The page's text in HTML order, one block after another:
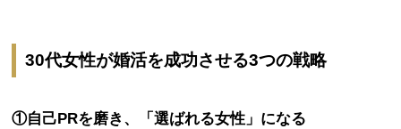
30代女性が婚活を成功させる3つの戦略
①自己PRを磨き、「選ばれる女性」になる